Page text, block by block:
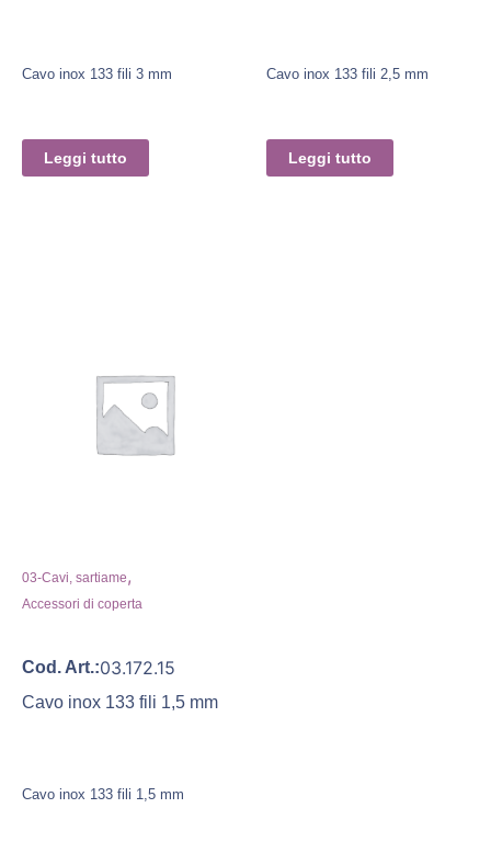
Cavo inox 133 fili 3 mm
Leggi tutto
Cavo inox 133 fili 2,5 mm
Leggi tutto
03-Cavi, sartiame,
Accessori di coperta
Cod. Art.:03.172.15
Cavo inox 133 fili 1,5 mm
Cavo inox 133 fili 1,5 mm